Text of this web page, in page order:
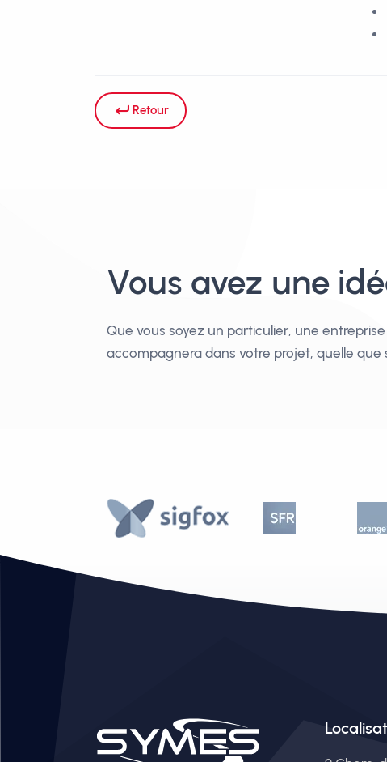
Retour
Vous avez une
Que vous soyez un particulier, une
accompagnera dans votre projet, quelle que